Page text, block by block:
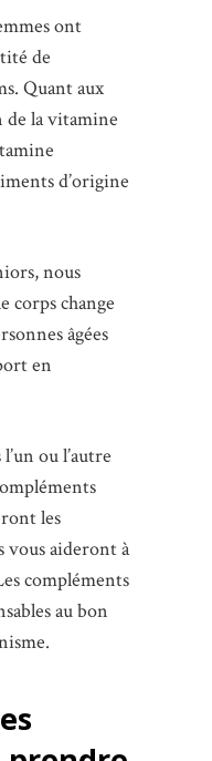
ont
de
Quant aux
de la vitamine
d’origine
nous
corps change
âgées
en
ou l’autre
les
vous aideront à
compléments
au bon